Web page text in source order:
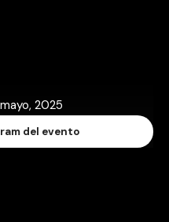
2025
del evento